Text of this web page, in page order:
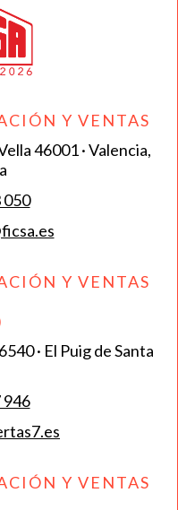
Y VENTAS
46001 · Valencia,
050
Y VENTAS
· El Puig de Santa
946
Y VENTAS